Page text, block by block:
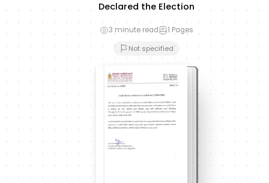
Declared the Election
3 minute read 1 Pages
Not specified